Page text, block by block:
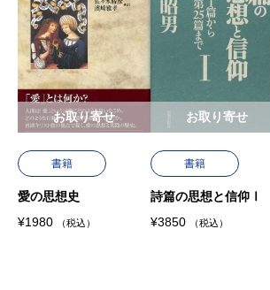
書籍
愛の思想史
¥1980 （税込）
お取り寄せ
書籍
詩篇の思想と信仰Ⅰ
¥3850 （税込）
お取り寄せ